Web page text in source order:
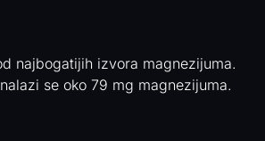
najbogatijih izvora magnezijuma.
se oko 79 mg magnezijuma.